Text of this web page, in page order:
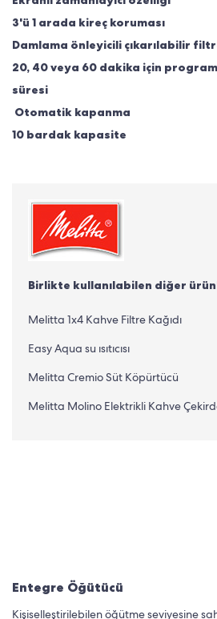
3'ü 1 arada kireç koruması
Damlama önleyicili çıkarılabilir
20, 40 veya 60 dakika için
süresi
Otomatik kapanma
10 bardak kapasite
Birlikte kullanılabilen diğer
Melitta 1x4 Kahve Filtre Kağıdı
Easy Aqua su ısıtıcısı
Melitta Cremio Süt Köpürtücü
Melitta Molino Elektrikli Kahve
Entegre Öğütücü
Kişiselleştirilebilen öğütme seviyesine